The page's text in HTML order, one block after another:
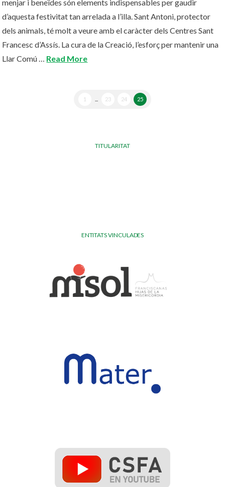
menjar i beneïdes són elements indispensables per gaudir
d’aquesta festivitat tan arrelada a l’illa. Sant Antoni, protector
dels animals, té molt a veure amb el caràcter dels Centres Sant
Francesc d’Assís. La cura de la Creació, l’esforç per mantenir una
Llar Comú … Read More
1 23 24 25
TITULARITAT
ENTITATS VINCULADES